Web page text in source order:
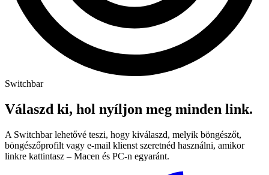
Switchbar
Válaszd ki, hol nyíljon meg minden link.
A Switchbar lehetővé teszi, hogy kiválaszd, melyik böngészőt,
böngészőprofilt vagy e-mail klienst szeretnéd használni, amikor
linkre kattintasz – Macen és PC-n egyaránt.